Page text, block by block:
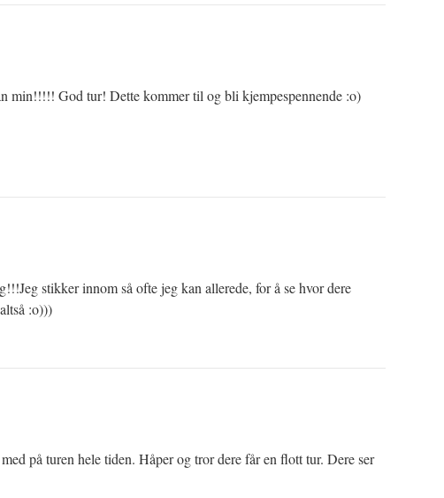
min!!!!! God tur! Dette kommer til og bli kjempespennende :o)
stikker innom så ofte jeg kan allerede, for å se hvor dere
:o)))
på turen hele tiden. Håper og tror dere får en flott tur. Dere ser